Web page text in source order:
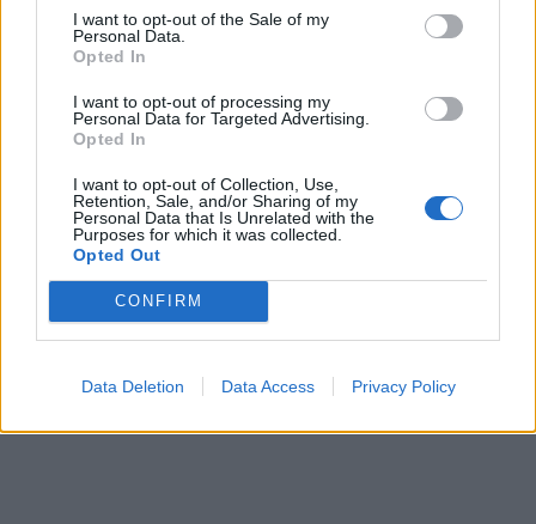
I want to opt-out of the Sale of my
Personal Data.
Opted In
I want to opt-out of processing my
Personal Data for Targeted Advertising.
Opted In
I want to opt-out of Collection, Use,
Retention, Sale, and/or Sharing of my
Personal Data that Is Unrelated with the
Purposes for which it was collected.
Opted Out
CONFIRM
Data Deletion Data Access Privacy Policy